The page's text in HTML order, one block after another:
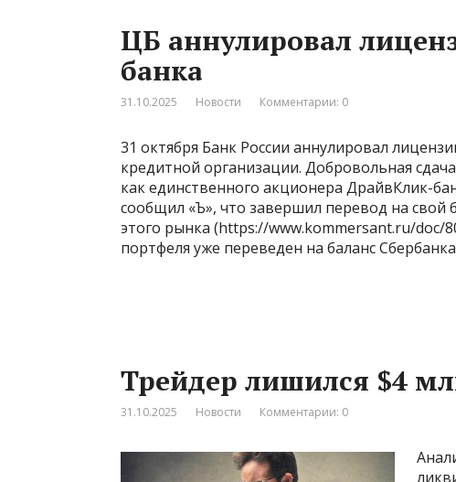
ЦБ аннулировал
банка
31.10.2025 Новости Комментарии: 0
31 октября Банк России аннулировал
кредитной организации. Добровольная
как единственного акционера ДрайвКлик-
сообщил «Ъ», что завершил перевод на свой
этого рынка (https://www.kommersant.ru/doc/
портфеля уже переведен на баланс
Трейдер лишился $4
31.10.2025 Новости Комментарии: 0